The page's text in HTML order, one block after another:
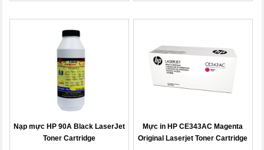
Nạp mực HP 90A Black LaserJet
Toner Cartridge
Mực in HP CE343AC Magenta
Original Laserjet Toner Cartridge